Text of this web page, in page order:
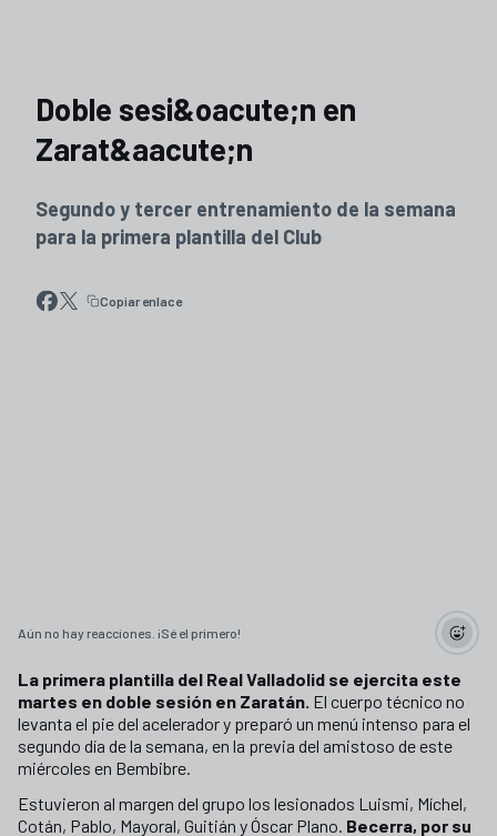
Doble sesi&oacute;n en
Zarat&aacute;n
Segundo y tercer entrenamiento de la semana
para la primera plantilla del Club
Copiar enlace
Aún no hay reacciones. ¡Sé el primero!
La primera plantilla del Real Valladolid se ejercita este
martes en doble sesión en Zaratán. El cuerpo técnico no
levanta el pie del acelerador y preparó un menú intenso para el
segundo día de la semana, en la previa del amistoso de este
miércoles en Bembibre.
Estuvieron al margen del grupo los lesionados Luismi, Míchel,
Cotán, Pablo, Mayoral, Guitián y Óscar Plano. Becerra, por su